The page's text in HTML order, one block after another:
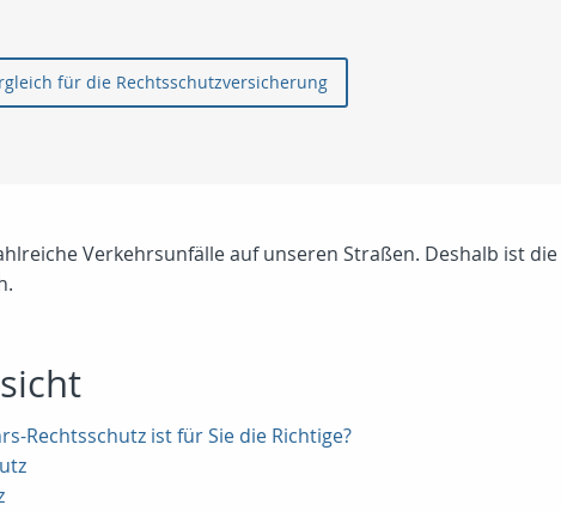
für die Rechtsschutzversicherung
Verkehrsunfälle auf unseren Straßen. Deshalb ist
Rechtsschutz ist für Sie die Richtige?